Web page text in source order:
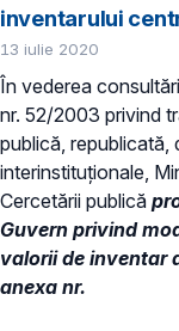
inventarului
13 iulie 2020
În vederea
nr. 52/2003 privind
publică, republicată,
interinstituționale,
Cercetării publică
Guvern privind
valorii de inventar
anexa nr.